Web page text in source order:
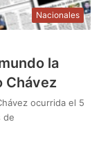
Nacionales
la
Chávez
ocurrida el 5
de